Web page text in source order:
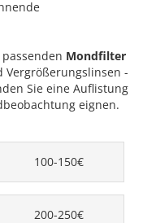
Mondfilter
Vergrößerungslinsen -
Sie eine Auflistung
eignen.
100-150€
200-250€